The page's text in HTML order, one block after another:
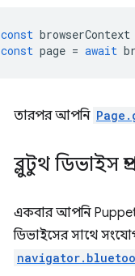
const browserContext
const page = await
তারপর আপনি
ব্লুটুথ ডিভাইস
একবার আপনি
ডিভাইসের সাথে